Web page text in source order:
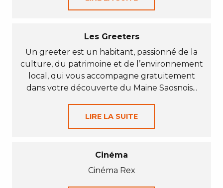
Les Greeters
Un greeter est un habitant, passionné de la
culture, du patrimoine et de l’environnement
local, qui vous accompagne gratuitement
dans votre découverte du Maine Saosnois...
LIRE LA SUITE
Cinéma
Cinéma Rex